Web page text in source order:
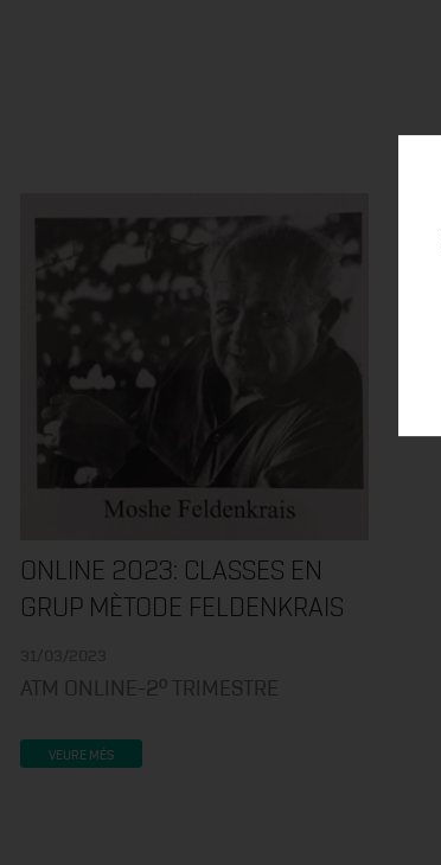
ONLINE 2023: CLASSES EN
GRUP MÈTODE FELDENKRAIS
ATM ONLINE-2º TRIMESTRE
VEURE MÉS